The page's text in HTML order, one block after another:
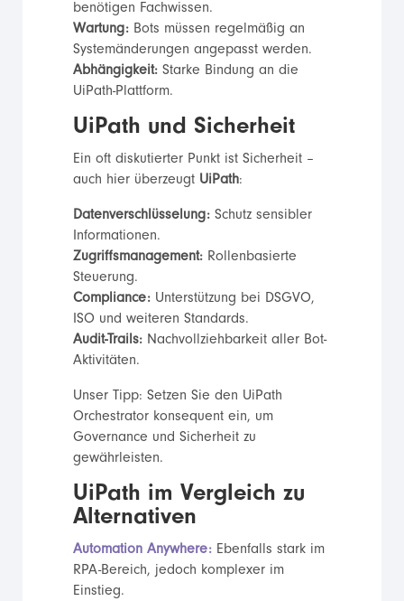
benötigen Fachwissen.
Wartung:Bots müssen regelmäßig an
Systemänderungen angepasst werden.
Abhängigkeit:Starke Bindung an die
UiPath-Plattform.
UiPath und Sicherheit
Ein oft diskutierter Punkt ist Sicherheit –
auch hier überzeugt UiPath:
Datenverschlüsselung:Schutz sensibler
Informationen.
Zugriffsmanagement:Rollenbasierte
Steuerung.
Compliance:Unterstützung bei DSGVO,
ISO und weiteren Standards.
Audit-Trails:Nachvollziehbarkeit aller Bot-
Aktivitäten.
Unser Tipp: Setzen Sie den UiPath
Orchestrator konsequent ein, um
Governance und Sicherheit zu
gewährleisten.
UiPath im Vergleich zu
Alternativen
Automation Anywhere: Ebenfalls stark im
RPA-Bereich, jedoch komplexer im
Einstieg.